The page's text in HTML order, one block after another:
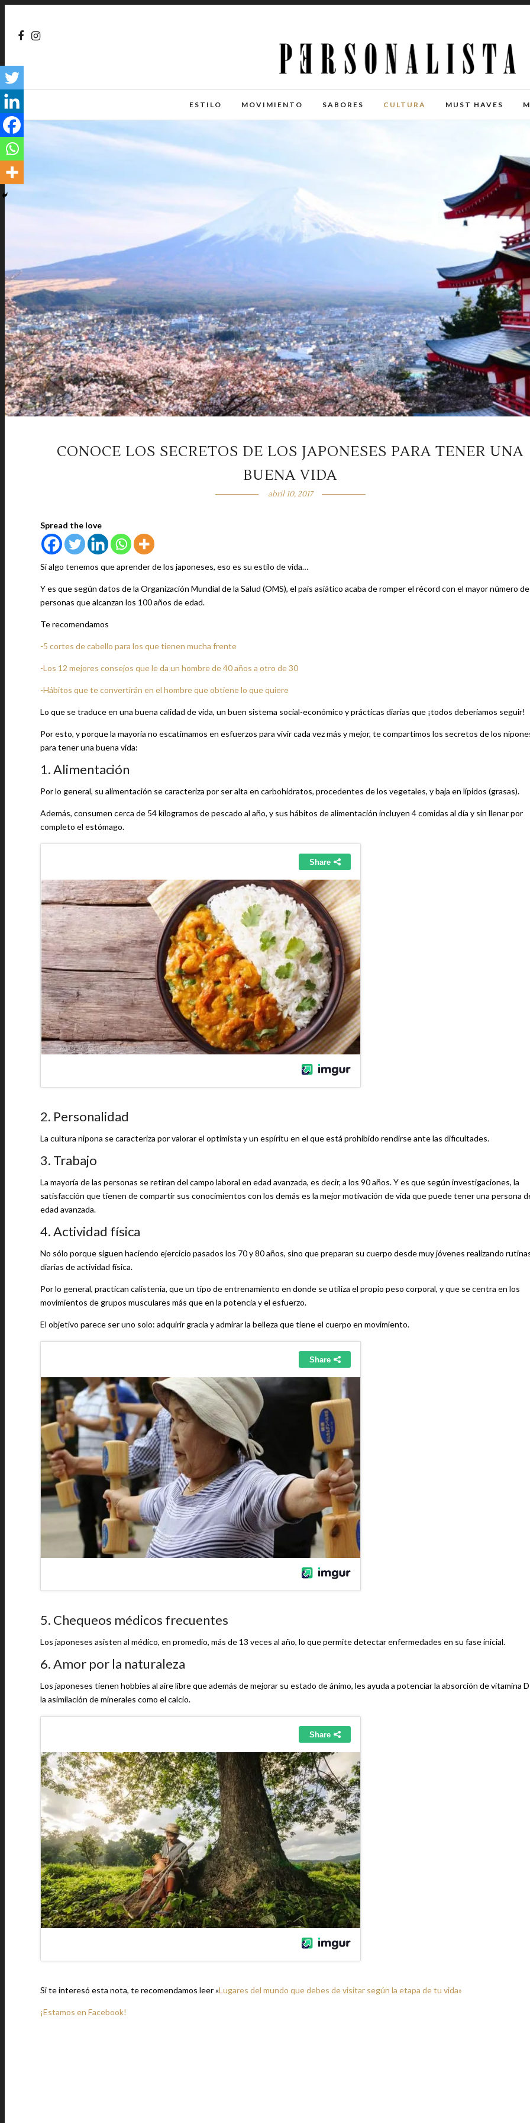
ESTILO MOVIMIENTO SABORES CULTURA MUST HAVES
CONOCE LOS SECRETOS DE LOS JAPONESES PARA TENER UNA
BUENA VIDA
abril 10, 2017
Spread the love
Si algo tenemos que aprender de los japoneses, eso es su estilo de vida…
Y es que según datos de la Organización Mundial de la Salud (OMS), el país asiático acaba de romper el récord con el mayor número de
personas que alcanzan los 100 años de edad.
Te recomendamos
-5 cortes de cabello para los que tienen mucha frente
-Los 12 mejores consejos que le da un hombre de 40 años a otro de 30
-Hábitos que te convertirán en el hombre que obtiene lo que quiere
Lo que se traduce en una buena calidad de vida, un buen sistema social-económico y prácticas diarias que ¡todos deberíamos seguir!
Por esto, y porque la mayoría no escatimamos en esfuerzos para vivir cada vez más y mejor, te compartimos los secretos de los
para tener una buena vida:
1. Alimentación
Por lo general, su alimentación se caracteriza por ser alta en carbohidratos, procedentes de los vegetales, y baja en lípidos (grasas).
Además, consumen cerca de 54 kilogramos de pescado al año, y sus hábitos de alimentación incluyen 4 comidas al día y sin llenar por
completo el estómago.
2. Personalidad
La cultura nipona se caracteriza por valorar el optimista y un espíritu en el que está prohibido rendirse ante las dificultades.
3. Trabajo
La mayoría de las personas se retiran del campo laboral en edad avanzada, es decir, a los 90 años. Y es que según investigaciones, la
satisfacción que tienen de compartir sus conocimientos con los demás es la mejor motivación de vida que puede tener una persona
edad avanzada.
4. Actividad física
No sólo porque siguen haciendo ejercicio pasados los 70 y 80 años, sino que preparan su cuerpo desde muy jóvenes realizando
diarias de actividad física.
Por lo general, practican calistenia, que un tipo de entrenamiento en donde se utiliza el propio peso corporal, y que se centra en los
movimientos de grupos musculares más que en la potencia y el esfuerzo.
El objetivo parece ser uno solo: adquirir gracia y admirar la belleza que tiene el cuerpo en movimiento.
5. Chequeos médicos frecuentes
Los japoneses asisten al médico, en promedio, más de 13 veces al año, lo que permite detectar enfermedades en su fase inicial.
6. Amor por la naturaleza
Los japoneses tienen hobbies al aire libre que además de mejorar su estado de ánimo, les ayuda a potenciar la absorción de vitamina
la asimilación de minerales como el calcio.
Si te interesó esta nota, te recomendamos leer «Lugares del mundo que debes de visitar según la etapa de tu vida»
¡Estamos en Facebook!